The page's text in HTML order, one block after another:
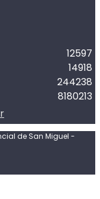
12597
14918
244238
8180213
de San Miguel -